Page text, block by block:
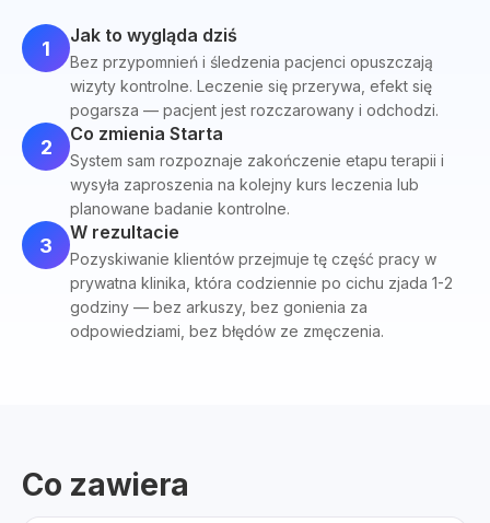
1
Jak to wygląda dziś
Bez przypomnień i śledzenia pacjenci opuszczają
wizyty kontrolne. Leczenie się przerywa, efekt się
pogarsza — pacjent jest rozczarowany i odchodzi.
2
Co zmienia Starta
System sam rozpoznaje zakończenie etapu terapii i
wysyła zaproszenia na kolejny kurs leczenia lub
planowane badanie kontrolne.
3
W rezultacie
Pozyskiwanie klientów przejmuje tę część pracy w
prywatna klinika, która codziennie po cichu zjada 1-2
godziny — bez arkuszy, bez gonienia za
odpowiedziami, bez błędów ze zmęczenia.
Co zawiera